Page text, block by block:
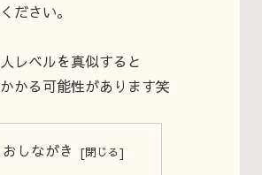
ださい。
レベルを真似すると
かる可能性があります笑
おしながき